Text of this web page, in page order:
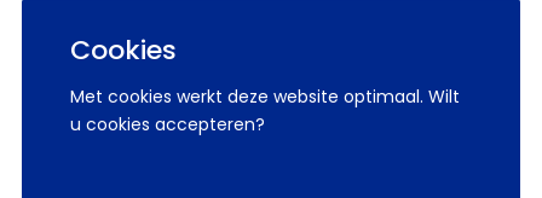
Cookies
Met cookies werkt deze website optimaal. Wilt
u cookies accepteren?
© 2026 AWVN